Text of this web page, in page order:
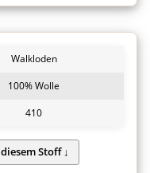
Walkloden
100% Wolle
410